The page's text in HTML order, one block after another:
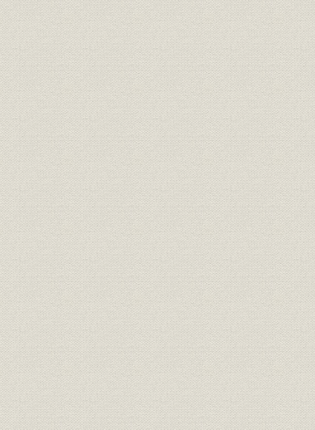
2. 杉田社長が就任
3. 相次ぎ改革に着手
4. コンプライアンス体制を強化
5. インサイダー事件発生、再発防止に全力
第3節 将来見据え連結経営革新
1. 転機迎えたグループ戦略
2. 出版局、電子メディア局分社化へ
3. 新組織体制を策定
第4節 社業展開に備え情報基盤を整備
1. 48体制の構築
2. 分社と統合
3. 編集組版システム完成
4. 情報技術部門の組織を強化
5. コンピューターの2000年問題に対応
第5節 全国拠点で独自の地域戦略